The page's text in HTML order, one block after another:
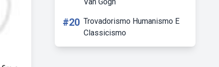
#20 Trovadorismo Humanismo E
Classicismo